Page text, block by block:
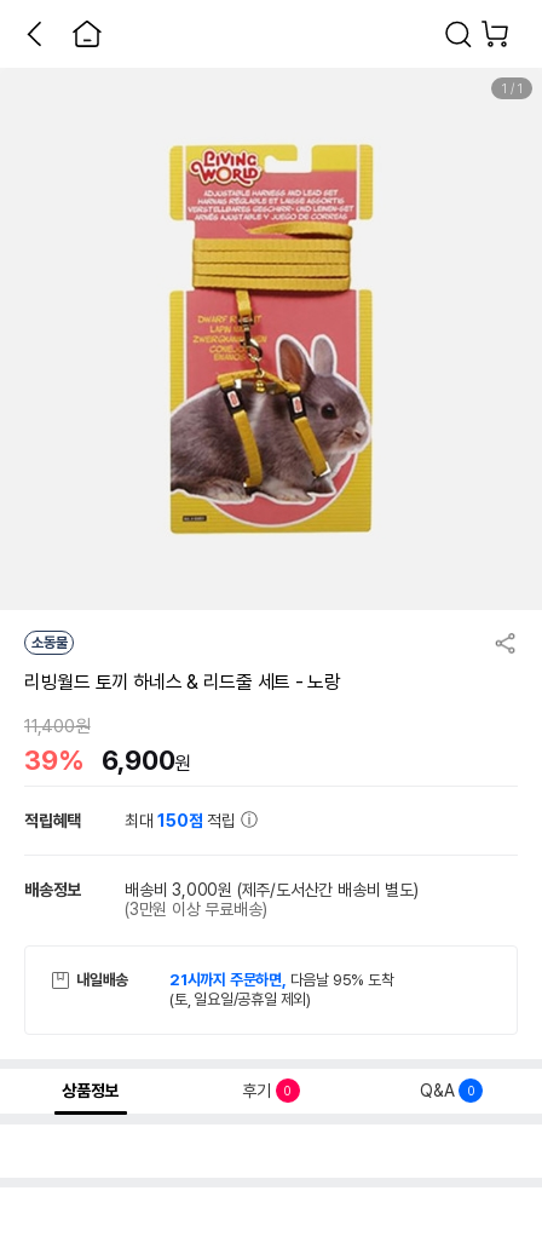
1 / 1
소동물
리빙월드 토끼 하네스 & 리드줄 세트 - 노랑
11,400원
39% 6,900원
적립혜택 최대150점 적립
배송정보 배송비 3,000원 (제주/도서산간 배송비 별도)
(3만원 이상 무료배송)
내일배송 21시까지 주문하면, 다음날 95% 도착
(토, 일요일/공휴일 제외)
상품정보 후기 0 Q&A 0